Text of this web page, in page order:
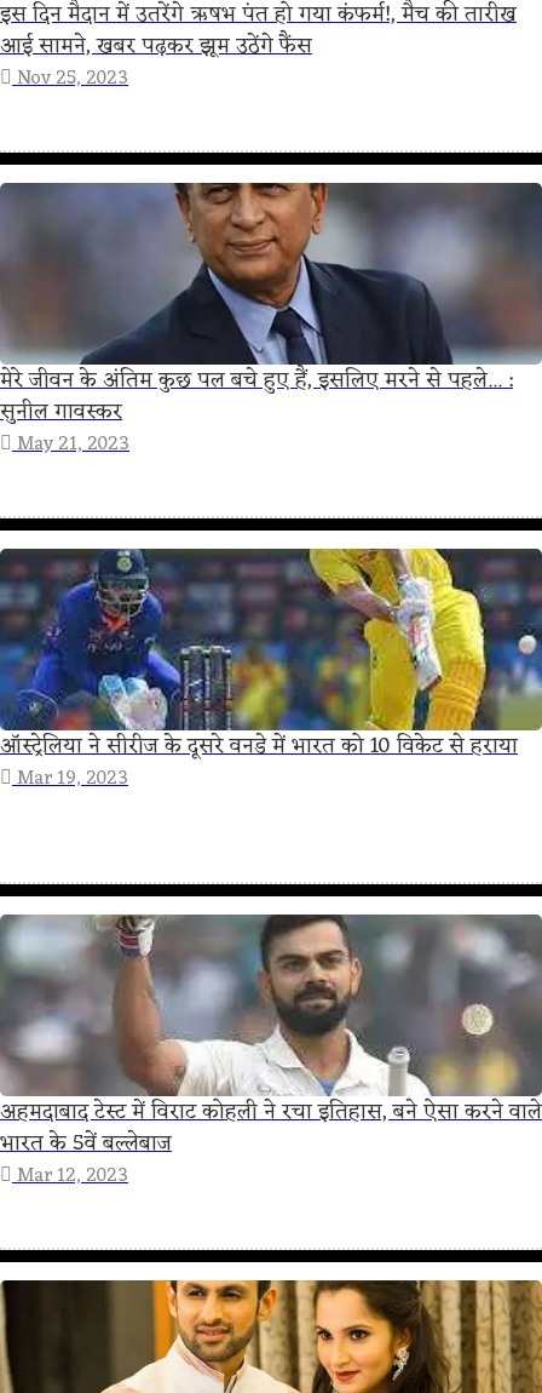
इस दिन मैदान में उतरेंगे ऋषभ पंत हो गया कंफर्म!, मैच की तारीख
आई सामने, खबर पढ़कर झूम उठेंगे फैंस
Nov 25, 2023
मेरे जीवन के अंतिम कुछ पल बचे हुए हैं, इसलिए मरने से पहले... :
सुनील गावस्कर
May 21, 2023
ऑस्ट्रेलिया ने सीरीज के दूसरे वनडे में भारत को 10 विकेट से हराया
Mar 19, 2023
अहमदाबाद टेस्ट में विराट कोहली ने रचा इतिहास, बने ऐसा करने वाले
भारत के 5वें बल्लेबाज
Mar 12, 2023